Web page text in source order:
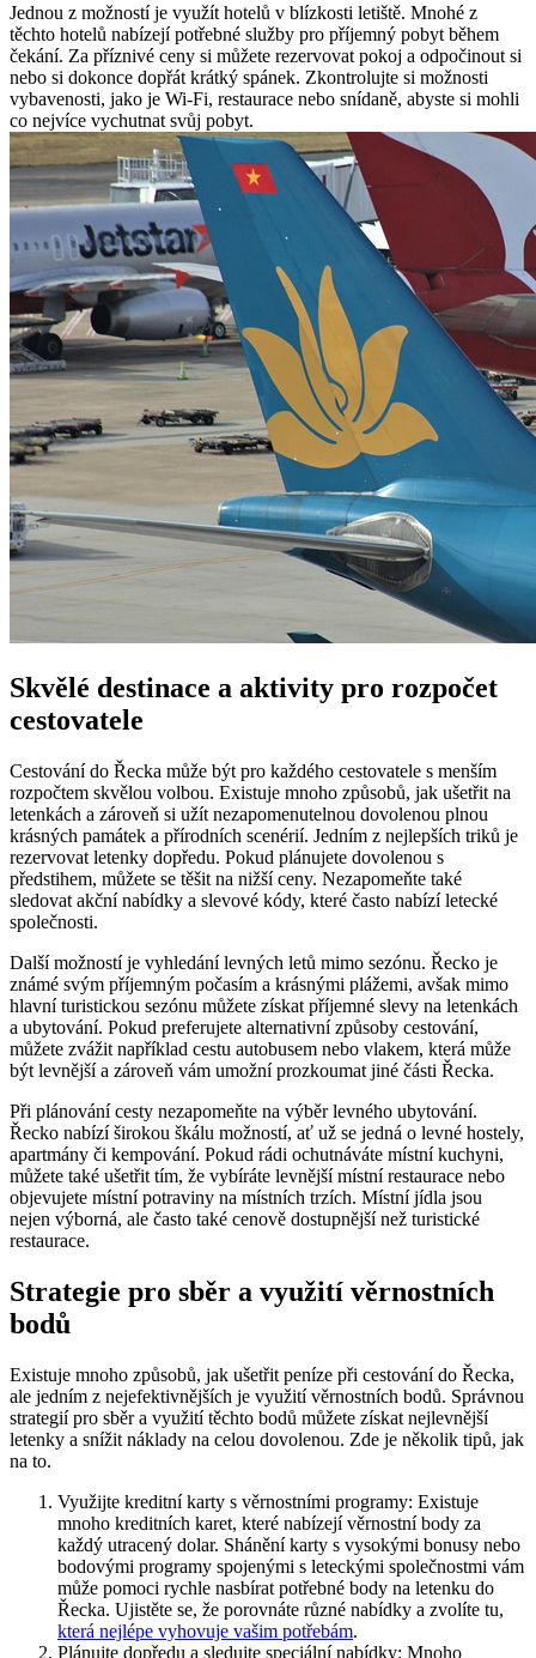
Jednou z možností je využít hotelů v blízkosti letiště. Mnohé z
těchto hotelů nabízejí potřebné služby pro příjemný pobyt během
čekání. Za příznivé ceny si můžete rezervovat pokoj a odpočinout si
nebo si dokonce dopřát krátký spánek. Zkontrolujte si možnosti
vybavenosti, jako je Wi-Fi, restaurace nebo snídaně, abyste si mohli
co nejvíce vychutnat svůj pobyt.
Skvělé destinace a aktivity pro rozpočet
cestovatele
Cestování do Řecka může být pro každého cestovatele s menším
rozpočtem skvělou volbou. Existuje mnoho způsobů, jak ušetřit na
letenkách a zároveň si užít nezapomenutelnou dovolenou plnou
krásných památek a přírodních scenérií. Jedním z nejlepších triků je
rezervovat letenky dopředu. Pokud plánujete dovolenou s
předstihem, můžete se těšit na nižší ceny. Nezapomeňte také
sledovat akční nabídky a slevové kódy, které často nabízí letecké
společnosti.
Další možností je vyhledání levných letů mimo sezónu. Řecko je
známé svým příjemným počasím a krásnými plážemi, avšak mimo
hlavní turistickou sezónu můžete získat příjemné slevy na letenkách
a ubytování. Pokud preferujete alternativní způsoby cestování,
můžete zvážit například cestu autobusem nebo vlakem, která může
být levnější a zároveň vám umožní prozkoumat jiné části Řecka.
Při plánování cesty nezapomeňte na výběr levného ubytování.
Řecko nabízí širokou škálu možností, ať už se jedná o levné hostely,
apartmány či kempování. Pokud rádi ochutnáváte místní kuchyni,
můžete také ušetřit tím, že vybíráte levnější místní restaurace nebo
objevujete místní potraviny na místních trzích. Místní jídla jsou
nejen výborná, ale často také cenově dostupnější než turistické
restaurace.
Strategie pro sběr a využití věrnostních
bodů
Existuje mnoho způsobů, jak ušetřit peníze při cestování do Řecka,
ale jedním z nejefektivnějších je využití věrnostních bodů. Správnou
strategií pro sběr a využití těchto bodů můžete získat nejlevnější
letenky a snížit náklady na celou dovolenou. Zde je několik tipů, jak
na to.
Využijte kreditní karty s věrnostními programy: Existuje
mnoho kreditních karet, které nabízejí věrnostní body za
každý utracený dolar. Shánění karty s vysokými bonusy nebo
bodovými programy spojenými s leteckými společnostmi vám
může pomoci rychle nasbírat potřebné body na letenku do
Řecka. Ujistěte se, že porovnáte různé nabídky a zvolíte tu,
která nejlépe vyhovuje vašim potřebám.
Plánujte dopředu a sledujte speciální nabídky: Mnoho